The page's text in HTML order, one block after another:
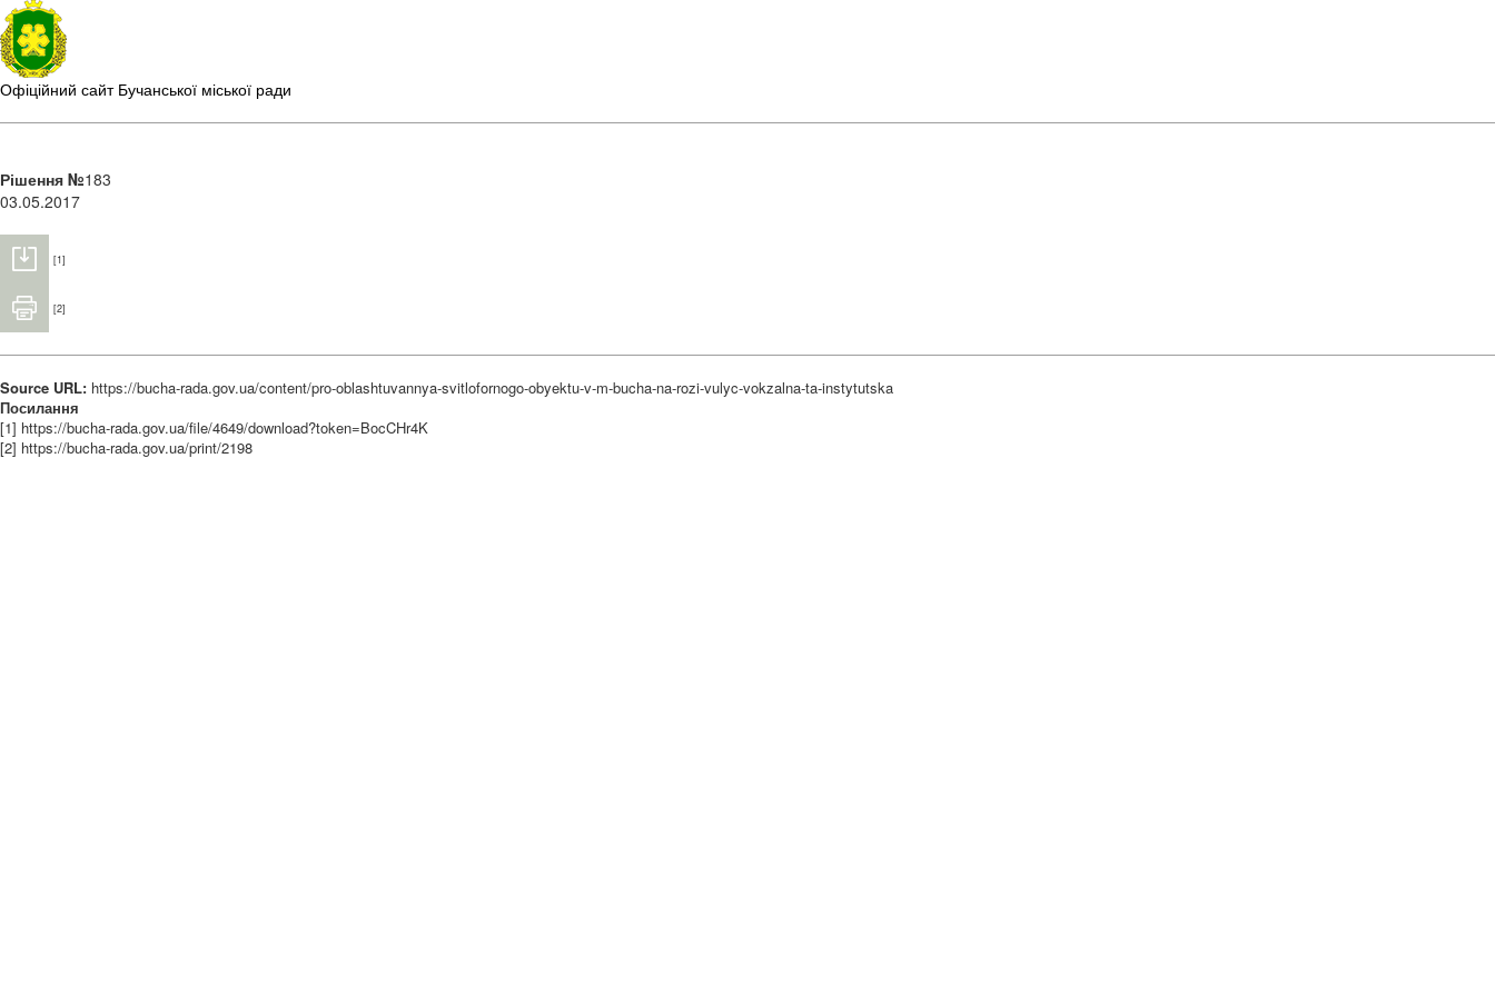
Офіційний сайт Бучанської міської ради
Рішення №183
03.05.2017
[1]
[2]
Source URL: https://bucha-rada.gov.ua/content/pro-oblashtuvannya-svitlofornogo-obyektu-v-m-bucha-na-rozi-vulyc-vokzalna-ta-instytutska
Посилання
[1] https://bucha-rada.gov.ua/file/4649/download?token=BocCHr4K
[2] https://bucha-rada.gov.ua/print/2198